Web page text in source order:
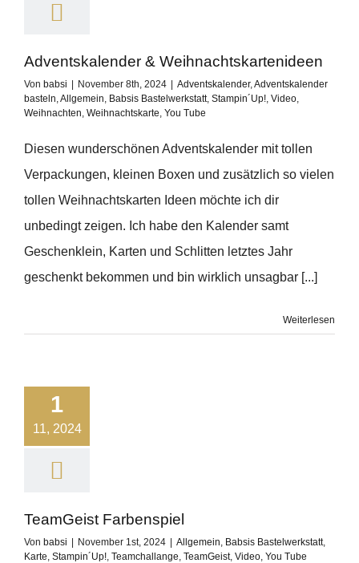
Adventskalender & Weihnachtskartenideen
Von babsi November 8th, 2024 Adventskalender,Adventskalender
basteln,Allgemein, Babsis Bastelwerkstatt, Stampin´Up!, Video,
Weihnachten, Weihnachtskarte, You Tube
Diesen wunderschönen Adventskalender mit tollen
Verpackungen, kleinen Boxen und zusätzlich so vielen
tollen Weihnachtskarten Ideen möchte ich dir
unbedingt zeigen. Ich habe den Kalender samt
Geschenklein, Karten und Schlitten letztes Jahr
geschenkt bekommen und bin wirklich unsagbar [...]
Weiterlesen
1
11, 2024
TeamGeist Farbenspiel
Von babsi November 1st, 2024 Allgemein, Babsis Bastelwerkstatt,
Karte, Stampin´Up!, Teamchallange, TeamGeist, Video, You Tube